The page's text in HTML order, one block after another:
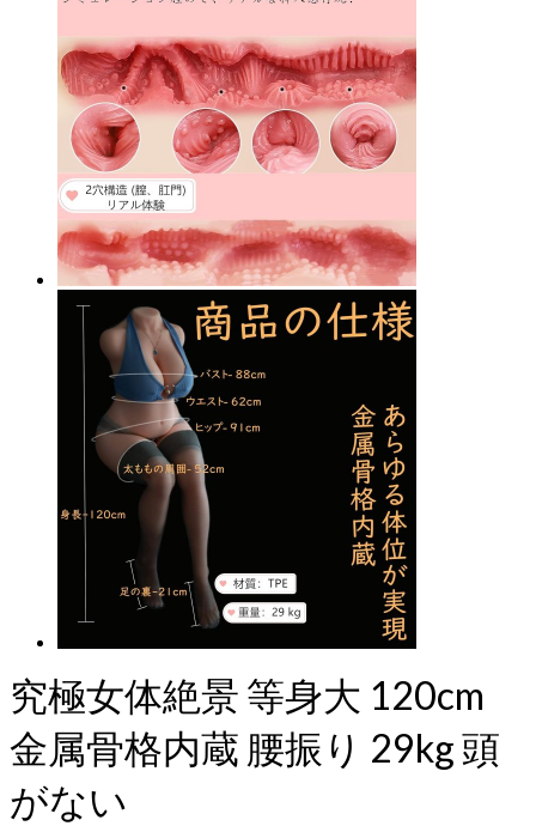
究極女体絶景 等身大 120cm
金属骨格内蔵 腰振り 29kg 頭
がない